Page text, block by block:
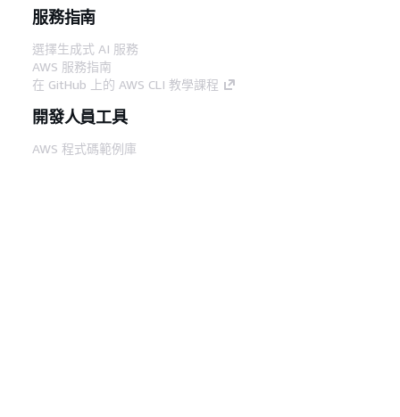
服務指南
選擇生成式 AI 服務
AWS 服務指南
在 GitHub 上的 AWS CLI 教學課程
開發人員工具
AWS 程式碼範例庫